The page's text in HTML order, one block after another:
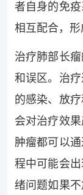
者自身的免
相互配合，形
治疗肺部长
和误区。治
的感染、放
会对治疗效
肿瘤都可以
程中可能会
绪问题如果